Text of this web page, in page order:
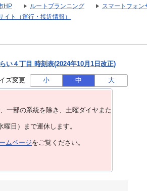
HP ルートプランニング
スマートフォン
イト（運行・接近情報）
い４丁目 時刻表(2024年10月1日改正)
ズ変更 小 中 大
⼀部の系統を除き、⼟曜ダイヤまた
日）まで運休します。
ムページをご覧ください。